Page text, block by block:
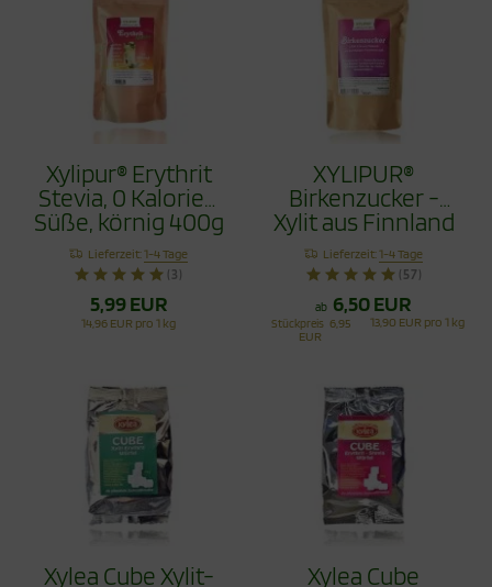
Xylipur® Erythrit
Stevia, 0 Kalorien
Süße, körnig 400g
Lieferzeit:1-4 Tage
(3)
5,99 EUR
14,96 EUR pro 1 kg
XYLIPUR®
Birkenzucker -
Xylit aus Finnland
500g
Lieferzeit:1-4 Tage
(57)
ab 6,50 EUR
Stückpreis 6,95
EUR
13,90 EUR pro 1 kg
Xylea Cube Xylit-
Xylea Cube